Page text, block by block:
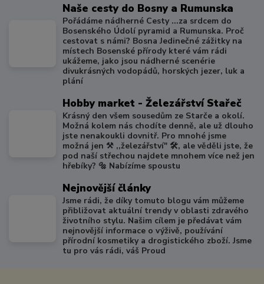
Naše cesty do Bosny a Rumunska
Pořádáme nádherné Cesty ...za srdcem do
Bosenského Údolí pyramid a Rumunska. Proč
cestovat s námi? Bosna Jedinečné zážitky na
místech Bosenské přírody které vám rádi
ukážeme, jako jsou nádherné scenérie
divukrásných vodopádů, horských jezer, luk a
plání
Hobby market - Železářství Stařeč
Krásný den všem sousedům ze Starče a okolí.
Možná kolem nás chodíte denně, ale už dlouho
jste nenakoukli dovnitř. Pro mnohé jsme
možná jen ⚒️ ,,železářství" 🛠️, ale věděli jste, že
pod naší střechou najdete mnohem více než jen
hřebíky? 🔩 Nabízíme spoustu
Nejnovější články
Jsme rádi, že díky tomuto blogu vám můžeme
přibližovat aktuální trendy v oblasti zdravého
životního stylu. Našim cílem je předávat vám
nejnovější informace o výživě, používání
přírodní kosmetiky a drogistického zboží. Jsme
tu pro vás rádi, váš Proud